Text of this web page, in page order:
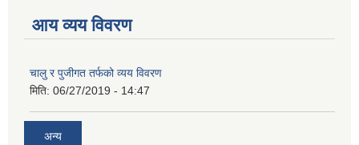
आय व्यय विवरण
चालु र पुजीगत तर्फको व्यय विवरण
मिति: 06/27/2019 - 14:47
अन्य